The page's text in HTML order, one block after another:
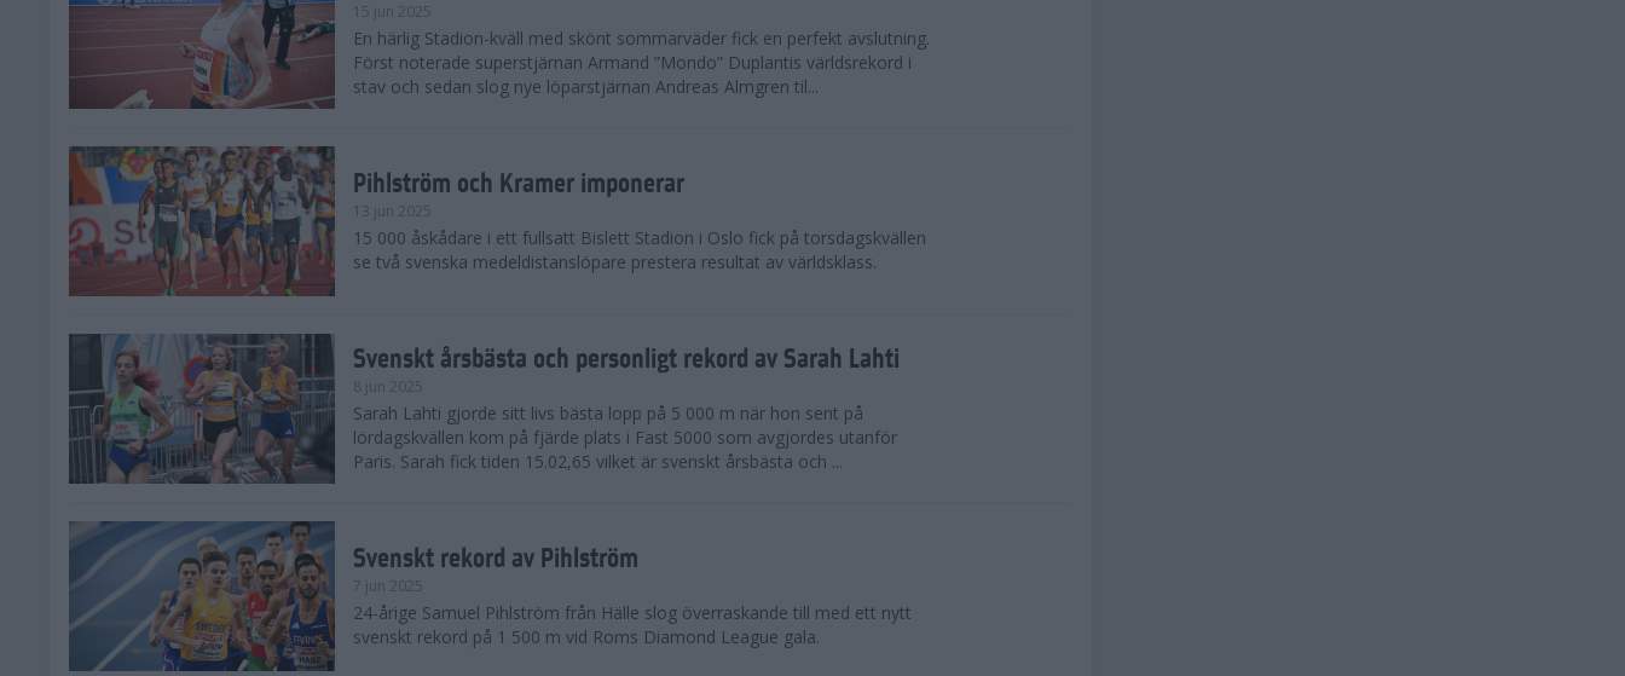
15 jun 2025
En härlig Stadion-kväll med skönt sommarväder fick en perfekt avslutning.
Först noterade superstjärnan Armand ”Mondo” Duplantis världsrekord i
stav och sedan slog nye löparstjärnan Andreas Almgren til...
Pihlström och Kramer imponerar
13 jun 2025
15 000 åskådare i ett fullsatt Bislett Stadion i Oslo fick på torsdagskvällen
se två svenska medeldistanslöpare prestera resultat av världsklass.
Svenskt årsbästa och personligt rekord av Sarah Lahti
8 jun 2025
Sarah Lahti gjorde sitt livs bästa lopp på 5 000 m när hon sent på
lördagskvällen kom på fjärde plats i Fast 5000 som avgjordes utanför
Paris. Sarah fick tiden 15.02,65 vilket är svenskt årsbästa och ...
Svenskt rekord av Pihlström
7 jun 2025
24-årige Samuel Pihlström från Hälle slog överraskande till med ett nytt
svenskt rekord på 1 500 m vid Roms Diamond League gala.